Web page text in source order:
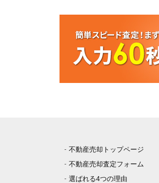
不動産売却トップページ
不動産売却査定フォーム
選ばれる4つの理由